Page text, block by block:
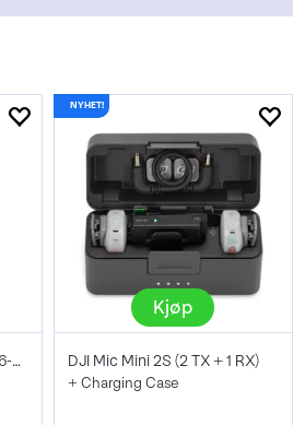
Sony FE 100-400mm f/5.6-8 OSS
Kjøp
DJI Mic Mini 2S (2 TX + 1 RX)
+ Charging Case